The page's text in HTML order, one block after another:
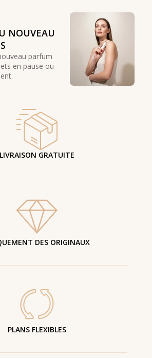
NOUVEAU
parfum
en pause ou
LIVRAISON GRATUITE
DES ORIGINAUX
PLANS FLEXIBLES